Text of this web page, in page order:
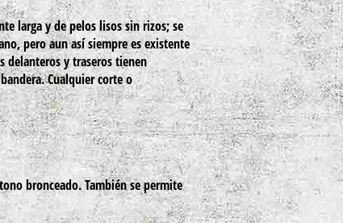
larga y de pelos lisos sin rizos; se
pero aun así siempre es existente
delanteros y traseros tienen
Cualquier corte o
bronceado. También se permite